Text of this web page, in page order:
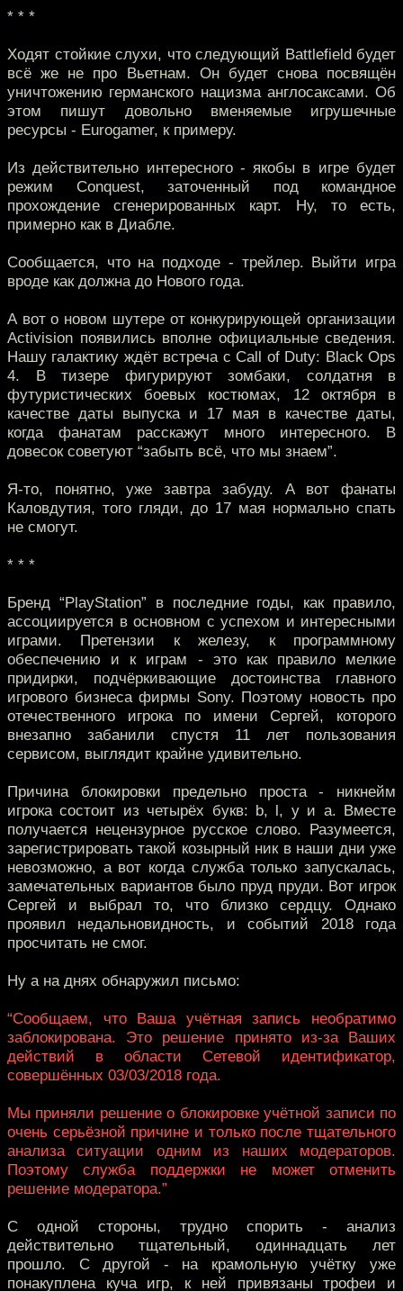
* * *
Ходят стойкие слухи, что следующий Battlefield будет
всё же не про Вьетнам. Он будет снова посвящён
уничтожению германского нацизма англосаксами. Об
этом пишут довольно вменяемые игрушечные
ресурсы - Eurogamer, к примеру.
Из действительно интересного - якобы в игре будет
режим Conquest, заточенный под командное
прохождение сгенерированных карт. Ну, то есть,
примерно как в Диабле.
Сообщается, что на подходе - трейлер. Выйти игра
вроде как должна до Нового года.
А вот о новом шутере от конкурирующей организации
Activision появились вполне официальные сведения.
Нашу галактику ждёт встреча с Call of Duty: Black Ops
4. В тизере фигурируют зомбаки, солдатня в
футуристических боевых костюмах, 12 октября в
качестве даты выпуска и 17 мая в качестве даты,
когда фанатам расскажут много интересного. В
довесок советуют “забыть всё, что мы знаем”.
Я-то, понятно, уже завтра забуду. А вот фанаты
Каловдутия, того гляди, до 17 мая нормально спать
не смогут.
* * *
Бренд “PlayStation” в последние годы, как правило,
ассоциируется в основном с успехом и интересными
играми. Претензии к железу, к программному
обеспечению и к играм - это как правило мелкие
придирки, подчёркивающие достоинства главного
игрового бизнеса фирмы Sony. Поэтому новость про
отечественного игрока по имени Сергей, которого
внезапно забанили спустя 11 лет пользования
сервисом, выглядит крайне удивительно.
Причина блокировки предельно проста - никнейм
игрока состоит из четырёх букв: b, l, y и a. Вместе
получается нецензурное русское слово. Разумеется,
зарегистрировать такой козырный ник в наши дни уже
невозможно, а вот когда служба только запускалась,
замечательных вариантов было пруд пруди. Вот игрок
Сергей и выбрал то, что близко сердцу. Однако
проявил недальновидность, и событий 2018 года
просчитать не смог.
Ну а на днях обнаружил письмо:
“Сообщаем, что Ваша учётная запись необратимо
заблокирована. Это решение принято из-за Ваших
действий в области Сетевой идентификатор,
совершённых 03/03/2018 года.
Мы приняли решение о блокировке учётной записи по
очень серьёзной причине и только после тщательного
анализа ситуации одним из наших модераторов.
Поэтому служба поддержки не может отменить
решение модератора.”
С одной стороны, трудно спорить - анализ
действительно тщательный, одиннадцать лет
прошло. С другой - на крамольную учётку уже
понакуплена куча игр, к ней привязаны трофеи и